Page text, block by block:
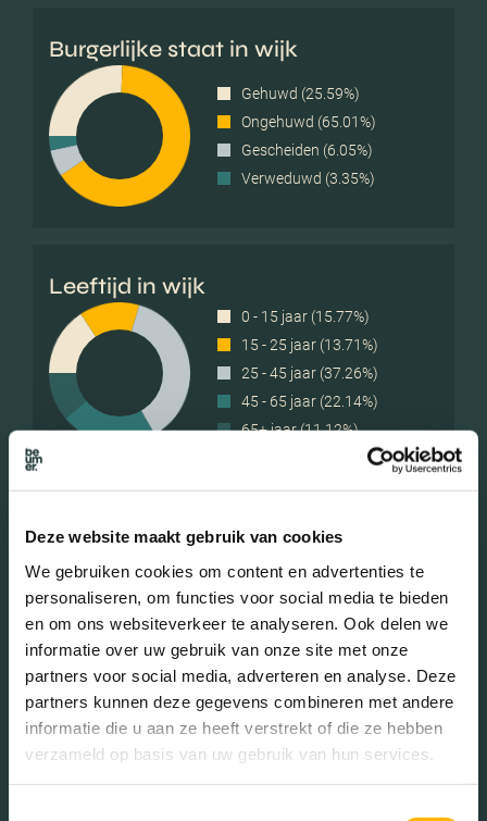
Deze website maakt gebruik van cookies
We gebruiken cookies om content en advertenties te
personaliseren, om functies voor social media te bieden
en om ons websiteverkeer te analyseren. Ook delen we
informatie over uw gebruik van onze site met onze
partners voor social media, adverteren en analyse. Deze
partners kunnen deze gegevens combineren met andere
informatie die u aan ze heeft verstrekt of die ze hebben
verzameld op basis van uw gebruik van hun services.
Burgerlijke staat in wijk
Gehuwd (25.59%)
Ongehuwd (65.01%)
Gescheiden (6.05%)
Verweduwd (3.35%)
Leeftijd in wijk
0 - 15 jaar (15.77%)
15 - 25 jaar (13.71%)
25 - 45 jaar (37.26%)
45 - 65 jaar (22.14%)
65+ jaar (11.12%)
Geslacht
Mannen (47.81%)
Vrouwen (52.19%)
Gezinnen met kinderen